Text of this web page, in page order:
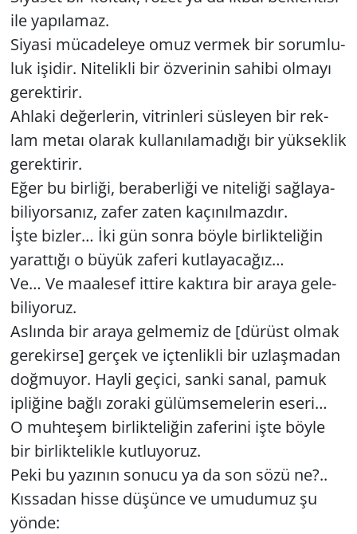
ile ya­pı­la­maz.
Si­ya­si mü­ca­de­le­ye omuz ver­mek bir so­rum­lu­
luk işi­dir. Ni­te­lik­li bir öz­ve­ri­nin sa­hi­bi ol­ma­yı
ge­rek­ti­rir.
Ah­la­ki de­ğer­le­rin, vit­rin­le­ri süs­le­yen bir rek­
lam metaı ola­rak kul­la­nı­la­ma­dı­ğı bir yük­sek­lik
ge­rek­ti­rir.
Eğer bu bir­li­ği, be­ra­ber­li­ği ve ni­te­li­ği sağ­la­ya­
bi­li­yor­sa­nız, zafer zaten ka­çı­nıl­maz­dır.
İşte biz­ler… İki gün sonra böyle bir­lik­te­li­ğin
ya­rat­tı­ğı o büyük za­fe­ri kut­la­ya­ca­ğız…
Ve… Ve ma­ale­sef it­ti­re kak­tı­ra bir araya ge­le­
bi­li­yo­ruz.
As­lın­da bir araya gel­me­miz de [dü­rüst olmak
ge­re­kir­se] ger­çek ve iç­ten­lik­li bir uz­laş­ma­dan
doğ­mu­yor. Hayli ge­çi­ci, sanki sanal, pamuk
ip­li­ği­ne bağlı zo­ra­ki gü­lüm­se­me­le­rin eseri…
O muh­te­şem bir­lik­te­li­ğin za­fe­ri­ni işte böyle
bir bir­lik­te­lik­le kut­lu­yo­ruz.
Peki bu ya­zı­nın so­nu­cu ya da son sözü ne?..
Kıs­sa­dan hisse dü­şün­ce ve umu­du­muz şu
yönde: